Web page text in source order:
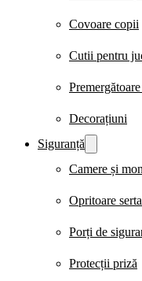
Covoare copii
Cutii pentru
Decorațiuni
Siguranță
Camere și
Opritoare
Porți de
Protecții priză